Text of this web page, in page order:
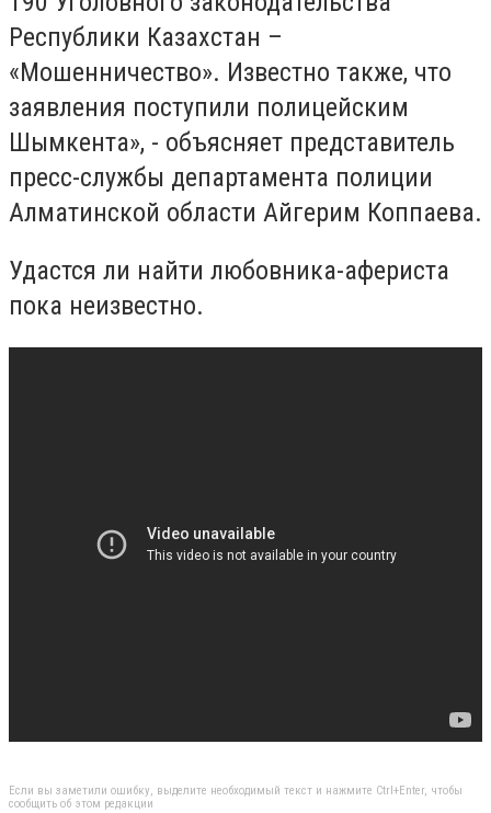
Республики Казахстан –
«Мошенничество». Известно также, что
заявления поступили полицейским
Шымкента», - объясняет представитель
пресс-службы департамента полиции
Алматинской области Айгерим Коппаева.
Удастся ли найти любовника-афериста
пока неизвестно.
Если вы заметили ошибку, выделите необходимый текст и нажмите Ctrl+Enter, чтобы
сообщить об этом редакции